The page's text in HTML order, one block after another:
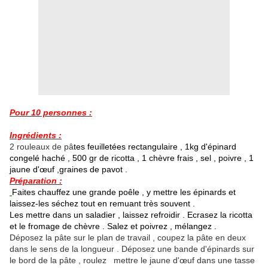
Pour 10 personnes :
Ingrédients :
2 rouleaux de pâtes feuilletées rectangulaire , 1kg d'épinard
congelé haché , 500 gr de ricotta , 1 chèvre frais , sel , poivre , 1
jaune d'œuf ,graines de pavot .
Préparation :
Faites chauffez une grande poêle , y mettre les épinards et
laissez-les séchez tout en remuant très souvent .
Les mettre dans un saladier , laissez refroidir . Ecrasez la ricotta
et le fromage de chèvre . Salez et poivrez , mélangez .
Déposez la pâte sur le plan de travail , coupez la pâte en deux
dans le sens de la longueur . Déposez une bande d'épinards sur
le bord de la pâte , roulez mettre le jaune d'œuf dans une tasse